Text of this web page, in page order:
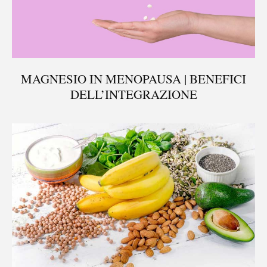
MAGNESIO IN MENOPAUSA | BENEFICI
DELL’INTEGRAZIONE
X115®-
SCOPRI COME FUNZIONA